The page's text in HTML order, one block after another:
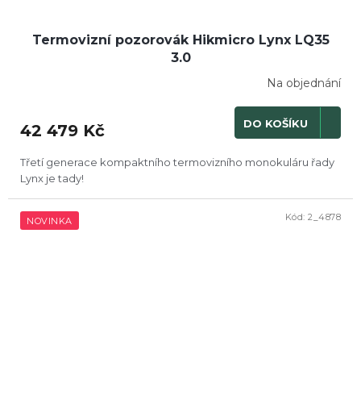
Termovizní pozorovák Hikmicro Lynx LQ35
3.0
Na objednání
42 479 Kč DO KOŠÍKU
Třetí generace kompaktního termovizního monokuláru řady
Lynx je tady!
NOVINKA Kód: 2_4878